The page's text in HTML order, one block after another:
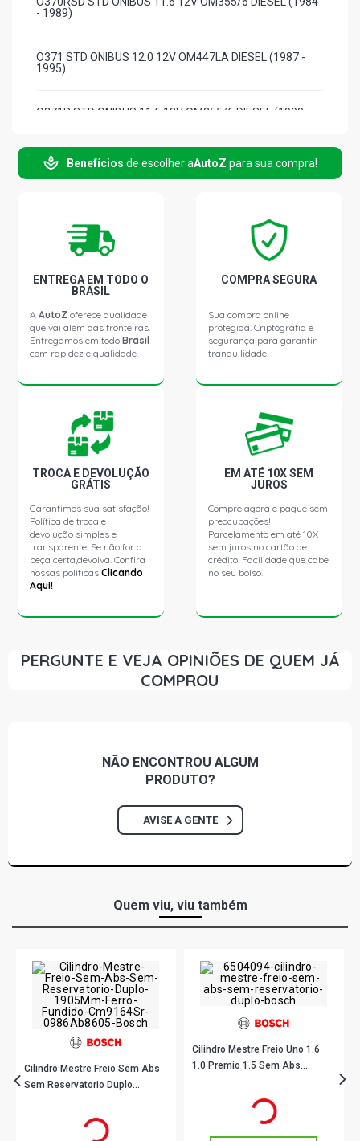
- 1989)
O371 STD ONIBUS 12.0 12V OM447LA DIESEL (1987 -
1995)
O371R STD ONIBUS 11.6 12V OM355/6 DIESEL (1990 -
O371RS STD ONIBUS 12.0 12V OM447LA DIESEL (1987 -
1993)
O371RSD STD ONIBUS 11.6 12V OM355/6LA DIESEL
(1987 - 1995)
O371U STD ONIBUS 6.0 12V OM366 DIESEL (1987 -
O371UL STD ONIBUS 6.0 12V OM366LA DIESEL (1987 -
1996)
O371UP STD ONIBUS 10.0 10V OM449/5 A DIESEL (1993
O371UP STD ONIBUS 9.7 10V OM355/5 DIESEL (1987 -
1998)
OF1318 STD ONIBUS 6.0 12V OM366LA DIESEL (1990 -
1998)
Benefícios de escolher aAutoZ para sua compra!
ENTREGA EM TODO O
BRASIL
AAutoZ oferece qualidade
que vai além das fronteiras.
Entregamos em todoBrasil
com rapidez e qualidade.
COMPRA SEGURA
Sua compra online
protegida. Criptografia e
segurança para garantir
tranquilidade.
TROCA E DEVOLUÇÃO
GRÁTIS
Garantimos sua satisfação!
Política de troca e
devolução simples e
transparente. Se não for a
peça certa,devolva. Confira
nossas políticasClicando
Aqui!
EM ATÉ 10X SEM
JUROS
Compre agora e pague sem
preocupações!
Parcelamento em até 10X
sem juros no cartão de
crédito. Facilidade que cabe
no seu bolso.
PERGUNTE E VEJA OPINIÕES DE QUEM JÁ
COMPROU
NÃO ENCONTROU ALGUM
PRODUTO?
AVISE A GENTE
Quem viu, viu também
Cilindro Mestre Freio Sem Abs
Sem Reservatorio Duplo
Cm9164Sr 0986Ab8605 Bosch
em até 5x de
Cilindro Mestre Freio Uno 1.6
1.0 Premio 1.5 Sem Abs
em até 5x de